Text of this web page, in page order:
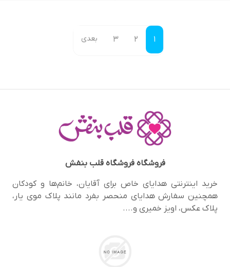
1
2
3 بعدی
فروشگاهفروشگاه قلب بنفش
خرید اینترنتی هدایای خاص برای آقایان، خانم‌ها و کودکان
همچنین سفارش هدایای منحصر‌ بفرد مانند پلاک موی یار،
پلاک عکس، اویز خمیری و....